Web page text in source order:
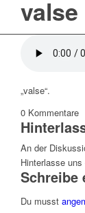
valse
„valse“.
0 Kommentare
An der
Hinterlasse
Schreibe
Du musst